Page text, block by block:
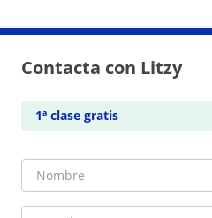
Contacta con Litzy
1ª clase gratis